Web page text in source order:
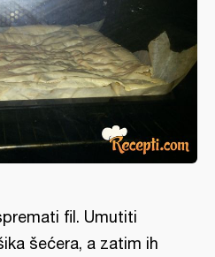
fil. Umutiti
šećera, a zatim ih